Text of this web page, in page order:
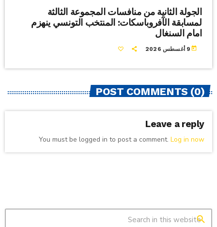
الجولة الثانية من منافسات المجموعة الثالثة
لمسابقة الآفروباسكات: المنتخب التونسي ينهزم
امام السنغال
today 9 أغسطس 2026
POST COMMENTS (0)
Leave a reply
You must be logged in to post a comment. Log in now
search